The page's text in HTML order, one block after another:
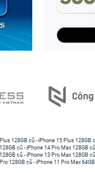
128GB cũ-iPhone 15 Plus 128GB
cũ-iPhone 14 Pro Max 128GB cũ
cũ-iPhone 13 Pro Max 128GB cũ
128GB cũ -iPhone 11 Pro Max